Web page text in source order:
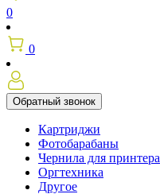
0
0
Обратный звонок
Картриджи
Фотобарабаны
Чернила для принтера
Оргтехника
Другое